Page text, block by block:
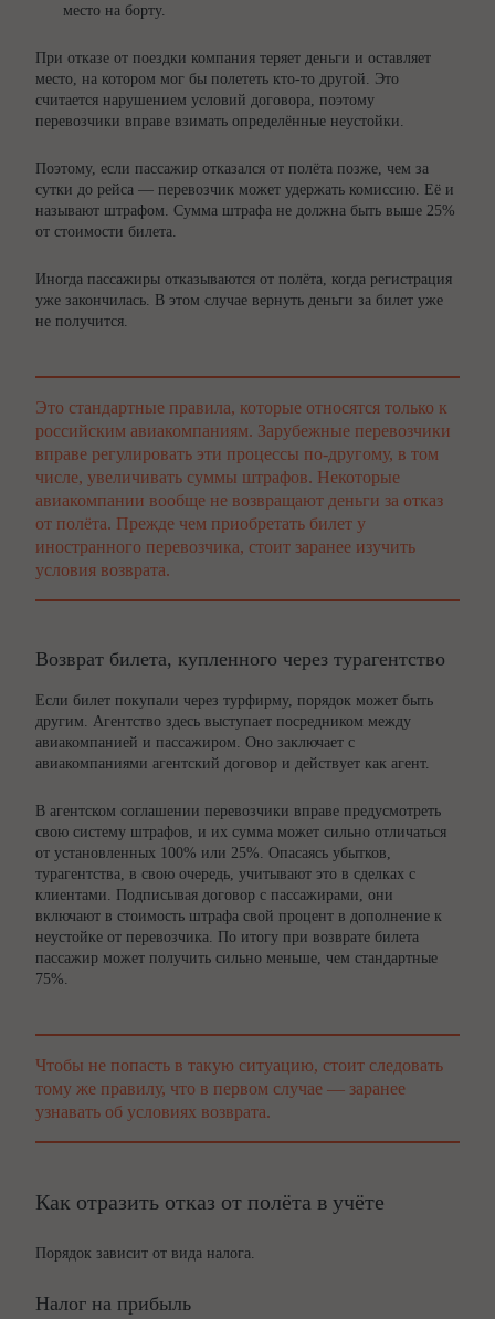
место на борту.
При отказе от поездки компания теряет деньги и оставляет
место, на котором мог бы полететь кто-то другой. Это
считается нарушением условий договора, поэтому
перевозчики вправе взимать определённые неустойки.
Поэтому, если пассажир отказался от полёта позже, чем за
сутки до рейса — перевозчик может удержать комиссию. Её и
называют штрафом. Сумма штрафа не должна быть выше 25%
от стоимости билета.
Иногда пассажиры отказываются от полёта, когда регистрация
уже закончилась. В этом случае вернуть деньги за билет уже
не получится.
Это стандартные правила, которые относятся только к
российским авиакомпаниям. Зарубежные перевозчики
вправе регулировать эти процессы по-другому, в том
числе, увеличивать суммы штрафов. Некоторые
авиакомпании вообще не возвращают деньги за отказ
от полёта. Прежде чем приобретать билет у
иностранного перевозчика, стоит заранее изучить
условия возврата.
Возврат билета, купленного через турагентство
Если билет покупали через турфирму, порядок может быть
другим. Агентство здесь выступает посредником между
авиакомпанией и пассажиром. Оно заключает с
авиакомпаниями агентский договор и действует как агент.
В агентском соглашении перевозчики вправе предусмотреть
свою систему штрафов, и их сумма может сильно отличаться
от установленных 100% или 25%. Опасаясь убытков,
турагентства, в свою очередь, учитывают это в сделках с
клиентами. Подписывая договор с пассажирами, они
включают в стоимость штрафа свой процент в дополнение к
неустойке от перевозчика. По итогу при возврате билета
пассажир может получить сильно меньше, чем стандартные
75%.
Чтобы не попасть в такую ситуацию, стоит следовать
тому же правилу, что в первом случае — заранее
узнавать об условиях возврата.
Как отразить отказ от полёта в учёте
Порядок зависит от вида налога.
Налог на прибыль